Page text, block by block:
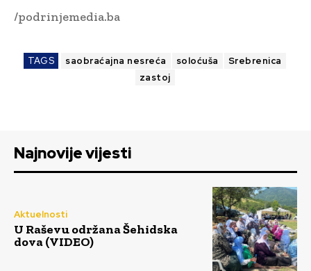
/podrinjemedia.ba
TAGS saobraćajna nesreća soloćuša
Srebrenica
zastoj
Najnovije vijesti
Aktuelnosti
U Raševu održana Šehidska
dova (VIDEO)